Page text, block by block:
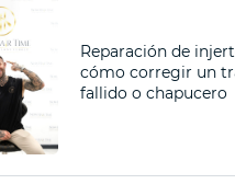
Reparación de
cómo corregir un
fallido o chapucero